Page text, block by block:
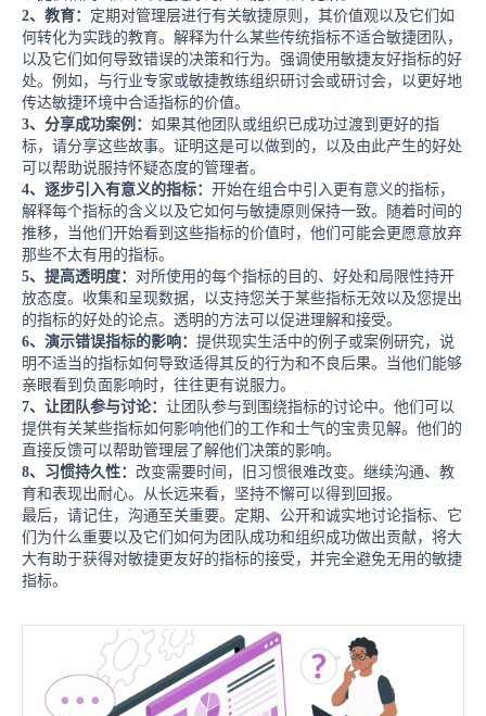
2、 教育： 定期对管理层进行有关敏捷原则，其价值观以及它们如
何转化为实践的教育。解释为什么某些传统指标不适合敏捷团队，
以及它们如何导致错误的决策和行为。强调使用敏捷友好指标的好
处。例如，与行业专家或敏捷教练组织研讨会或研讨会，以更好地
传达敏捷环境中合适指标的价值。
3、 分享成功案例： 如果其他团队或组织已成功过渡到更好的指
标，请分享这些故事。证明这是可以做到的，以及由此产生的好处
可以帮助说服持怀疑态度的管理者。
4、 逐步引入有意义的指标： 开始在组合中引入更有意义的指标，
解释每个指标的含义以及它如何与敏捷原则保持一致。随着时间的
推移，当他们开始看到这些指标的价值时，他们可能会更愿意放弃
那些不太有用的指标。
5、 提高透明度： 对所使用的每个指标的目的、好处和局限性持开
放态度。收集和呈现数据，以支持您关于某些指标无效以及您提出
的指标的好处的论点。透明的方法可以促进理解和接受。
6、 演示错误指标的影响： 提供现实生活中的例子或案例研究，说
明不适当的指标如何导致适得其反的行为和不良后果。当他们能够
亲眼看到负面影响时，往往更有说服力。
7、 让团队参与讨论： 让团队参与到围绕指标的讨论中。他们可以
提供有关某些指标如何影响他们的工作和士气的宝贵见解。他们的
直接反馈可以帮助管理层了解他们决策的影响。
8、习惯持久性： 改变需要时间，旧习惯很难改变。继续沟通、教
育和表现出耐心。从长远来看，坚持不懈可以得到回报。
最后，请记住，沟通至关重要。定期、公开和诚实地讨论指标、它
们为什么重要以及它们如何为团队成功和组织成功做出贡献，将大
大有助于获得对敏捷更友好的指标的接受，并完全避免无用的敏捷
指标。